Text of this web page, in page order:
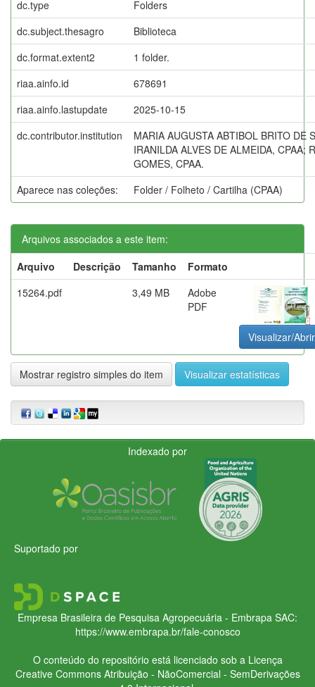
dc.type
Folders
dc.subject.thesagro
Biblioteca
dc.format.extent2
1 folder.
riaa.ainfo.id
678691
riaa.ainfo.lastupdate
2025-10-15
dc.contributor.institution
MARIA AUGUSTA ABTIBOL BRITO DE
IRANILDA ALVES DE ALMEIDA, CPAA;
GOMES, CPAA.
Aparece nas coleções:
Folder / Folheto / Cartilha (CPAA)
Arquivos associados a este item:
Arquivo
Descrição Tamanho
Formato
15264.pdf
3,49 MB
Adobe
PDF
Visualizar/Abrir
Mostrar registro simples do item Visualizar estatísticas
Indexado por
Suportado por
Empresa Brasileira de Pesquisa Agropecuária - Embrapa SAC:
https://www.embrapa.br/fale-conosco
O conteúdo do repositório está licenciado sob a Licença
Creative CommonsAtribuição - NãoComercial - SemDerivações